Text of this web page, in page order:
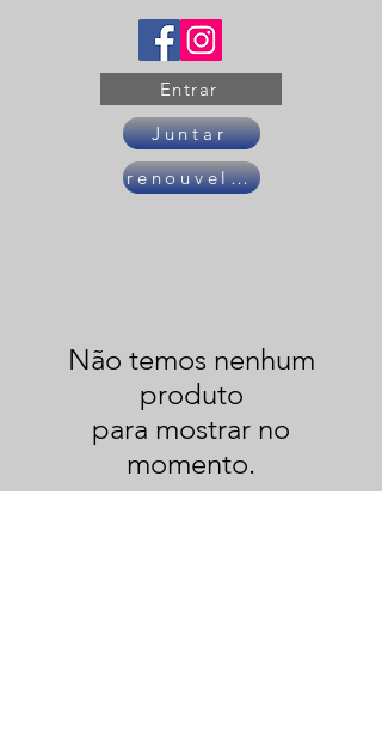
Entrar
Juntar
renouveler son adhésion
Não temos nenhum
produto
para mostrar no
momento.